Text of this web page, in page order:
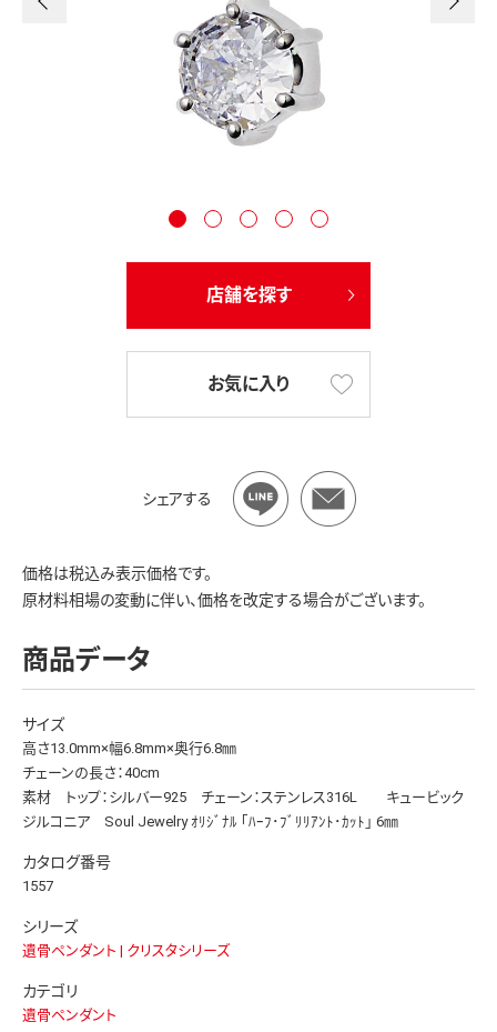
店舗を探す
お気に入り
シェアする
価格は税込み表示価格です。
原材料相場の変動に伴い、価格を改定する場合がございます。
商品データ
サイズ
高さ13.0mm×幅6.8mm×奥行6.8㎜
チェーンの長さ：40cm
素材 トップ：シルバー925 チェーン：ステンレス316L キュービック
ジルコニア Soul Jewelry ｵﾘｼﾞﾅﾙ ｢ﾊｰﾌ･ﾌﾞﾘﾘｱﾝﾄ･ｶｯﾄ｣ 6㎜
カタログ番号
1557
シリーズ
遺骨ペンダント | クリスタシリーズ
カテゴリ
遺骨ペンダント